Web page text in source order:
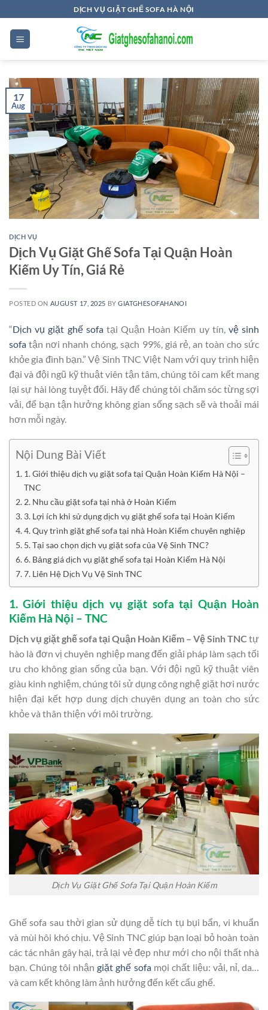
to
content
DỊCH VỤ GIẶT GHẾ SOFA HÀ NỘI
17
Aug
DỊCH VỤ
Dịch Vụ Giặt Ghế Sofa Tại Quận Hoàn
Kiếm Uy Tín, Giá Rẻ
POSTED ON AUGUST 17, 2025 BYGIATGHESOFAHANOI
“Dịch vụ giặt ghế sofatại Quận Hoàn Kiếm uy tín, vệ sinh
sofa tận nơi nhanh chóng, sạch 99%, giá rẻ, an toàn cho sức
khỏe gia đình bạn.” Vệ Sinh TNC Việt Nam với quy trình hiện
đại và đội ngũ kỹ thuật viên tận tâm, chúng tôi cam kết mang
lại sự hài lòng tuyệt đối. Hãy để chúng tôi chăm sóc từng sợi
vải, để bạn tận hưởng không gian sống sạch sẽ và thoải mái
hơn mỗi ngày.
Nội Dung Bài Viết
1. Giới thiệu dịch vụ giặt sofa tại Quận Hoàn Kiếm Hà Nội –
TNC
2. Nhu cầu giặt sofa tại nhà ở Hoàn Kiếm
3. Lợi ích khi sử dụng dịch vụ giặt ghế sofa tại Hoàn Kiếm
4. Quy trình giặt ghế sofa tại nhà Hoàn Kiếm chuyên nghiệp
5. Tại sao chọn dịch vụ giặt sofa của Vệ Sinh TNC?
6. Bảng giá dịch vụ giặt ghế sofa tại Hoàn Kiếm Hà Nội
7. Liên Hệ Dịch Vụ Vệ Sinh TNC
1. Giới thiệu dịch vụ giặt sofa tại Quận Hoàn
Kiếm Hà Nội – TNC
Dịch vụ giặt ghế sofa tại Quận Hoàn Kiếm – Vệ Sinh TNC tự
hào là đơn vị chuyên nghiệp mang đến giải pháp làm sạch tối
ưu cho không gian sống của bạn. Với đội ngũ kỹ thuật viên
giàu kinh nghiệm, chúng tôi sử dụng công nghệ giặt hơi nước
hiện đại kết hợp dung dịch chuyên dụng an toàn cho sức
khỏe và thân thiện với môi trường.
Dịch Vụ Giặt Ghế Sofa Tại Quận Hoàn Kiếm
Ghế sofa sau thời gian sử dụng dễ tích tụ bụi bẩn, vi khuẩn
và mùi hôi khó chịu. Vệ Sinh TNC giúp bạn loại bỏ hoàn toàn
các tác nhân gây hại, trả lại vẻ đẹp như mới cho nội thất nhà
bạn. Chúng tôi nhậngiặt ghế sofamọi chất liệu: vải, nỉ, da…
và cam kết không làm ảnh hưởng đến kết cấu ghế.